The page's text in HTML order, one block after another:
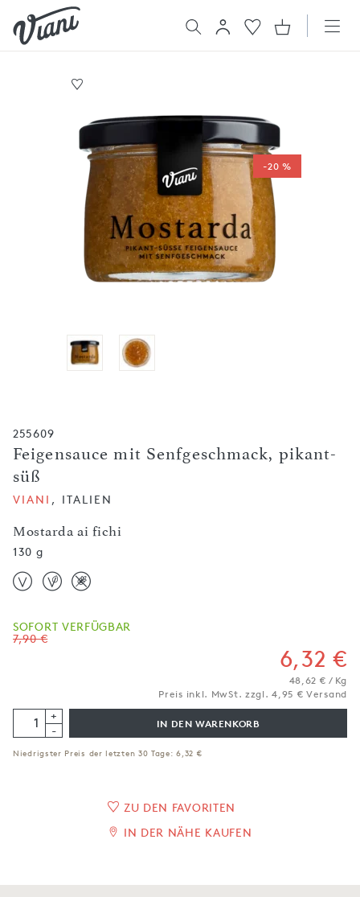
-20 %
255609
Feigensauce mit Senfgeschmack, pikant-
süß
Mostarda ai fichi
VIANI , ITALIEN
130 g
SOFORT VERFÜGBAR
7,90 €
6,32 €
48,62 € / Kg
Preis inkl. MwSt. zzgl. 4,95 € Versand
+
-
IN DEN WARENKORB
Niedrigster Preis der letzten 30 Tage:6,32 €
ZU DEN FAVORITEN
IN DER NÄHE KAUFEN